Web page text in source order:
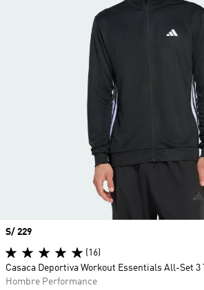
Precio
S/ 229
(16)
Casaca Deportiva Workout Essentials All-Set 3
Hombre Performance